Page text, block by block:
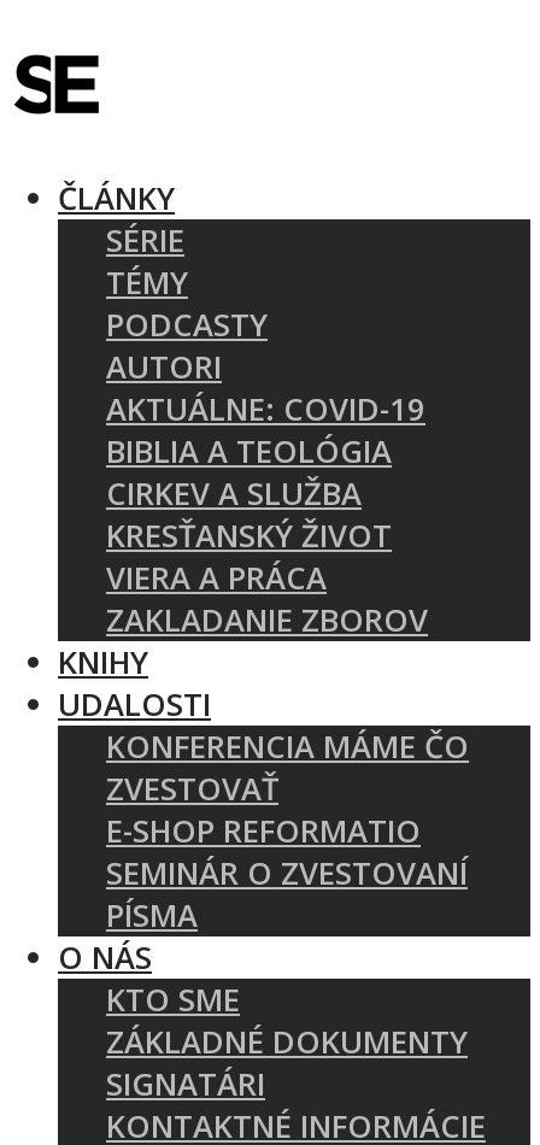
ČLÁNKY
SÉRIE
TÉMY
PODCASTY
AUTORI
AKTUÁLNE: COVID-19
BIBLIA A TEOLÓGIA
CIRKEV A SLUŽBA
KRESŤANSKÝ ŽIVOT
VIERA A PRÁCA
ZAKLADANIE ZBOROV
KNIHY
UDALOSTI
KONFERENCIA MÁME ČO
ZVESTOVAŤ
E-SHOP REFORMATIO
SEMINÁR O ZVESTOVANÍ
PÍSMA
O NÁS
KTO SME
ZÁKLADNÉ DOKUMENTY
SIGNATÁRI
KONTAKTNÉ INFORMÁCIE